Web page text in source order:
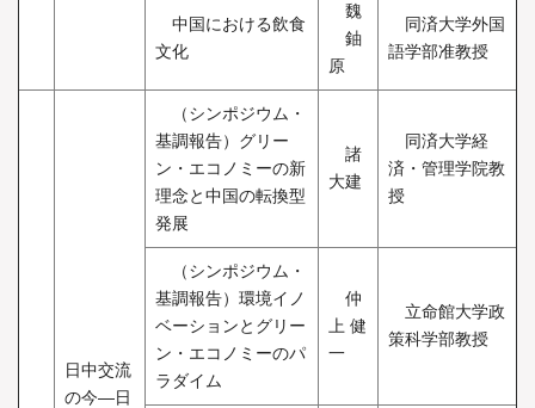
中国における飲食
文化
魏
鈾
原
同済大学外国
語学部准教授
日中交流
の今―日
（シンポジウム・
基調報告）グリー
ン・エコノミーの新
理念と中国の転換型
発展
諸
大建
同済大学経
済・管理学院教
授
（シンポジウム・
基調報告）環境イノ
ベーションとグリー
ン・エコノミーのパ
ラダイム
仲
上 健
一
立命館大学政
策科学部教授